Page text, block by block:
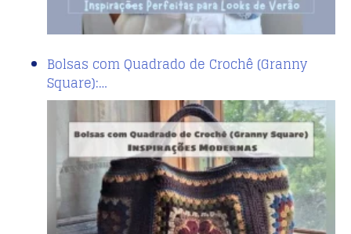
Bolsas com Quadrado de Crochê (Granny
Square):…